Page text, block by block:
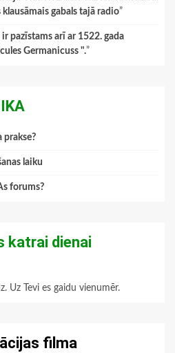
gabals tajā radio”
pazīstams arī ar 1522. gada
Germanicuss ".”
prakse?
laiku
forums?
katrai dienai
Uz Tevi es gaidu vienumēr.
filma